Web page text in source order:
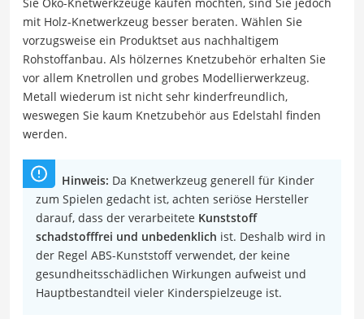
mit Holz-Knetwerkzeug besser beraten. Wählen Sie
vorzugsweise ein Produktset aus nachhaltigem
Rohstoffanbau. Als hölzernes Knetzubehör erhalten Sie
vor allem Knetrollen und grobes Modellierwerkzeug.
Metall wiederum ist nicht sehr kinderfreundlich,
weswegen Sie kaum Knetzubehör aus Edelstahl finden
werden.
Hinweis: Da Knetwerkzeug generell für Kinder
zum Spielen gedacht ist, achten seriöse Hersteller
darauf, dass der verarbeitete Kunststoff
schadstofffrei und unbedenklich ist. Deshalb wird in
der Regel ABS-Kunststoff verwendet, der keine
gesundheitsschädlichen Wirkungen aufweist und
Hauptbestandteil vieler Kinderspielzeuge ist.